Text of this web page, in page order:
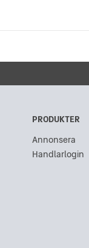
PRODUKTER
Annonsera
Handlarlogin